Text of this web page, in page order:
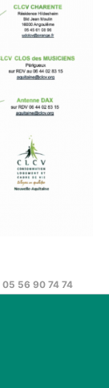
05 56 90 74 74